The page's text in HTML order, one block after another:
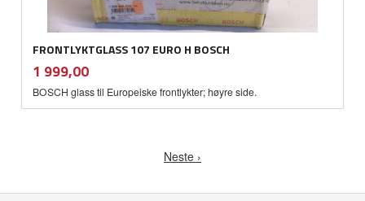
FRONTLYKTGLASS 107 EURO H BOSCH
Pris
1 999,00mva.
BOSCH glass til Europeiske frontlykter; høyre side.
Neste ›